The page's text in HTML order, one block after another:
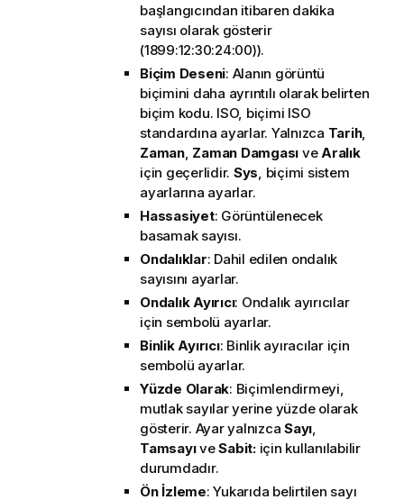
başlangıcından itibaren dakika
sayısı olarak gösterir
(1899:12:30:24:00)).
Biçim Deseni: Alanın görüntü
biçimini daha ayrıntılı olarak belirten
biçim kodu. ISO, biçimi ISO
standardına ayarlar. Yalnızca Tarih,
Zaman, Zaman Damgası ve Aralık
için geçerlidir. Sys , biçimi sistem
ayarlarına ayarlar.
Hassasiyet: Görüntülenecek
basamak sayısı.
Ondalıklar: Dahil edilen ondalık
sayısını ayarlar.
Ondalık Ayırıcı: Ondalık ayırıcılar
için sembolü ayarlar.
Binlik Ayırıcı: Binlik ayıracılar için
sembolü ayarlar.
Yüzde Olarak: Biçimlendirmeyi,
mutlak sayılar yerine yüzde olarak
gösterir. Ayar yalnızca Sayı
TamsayıveSabit:için kullanılabilir
durumdadır.
Ön İzleme: Yukarıda belirtilen sayı